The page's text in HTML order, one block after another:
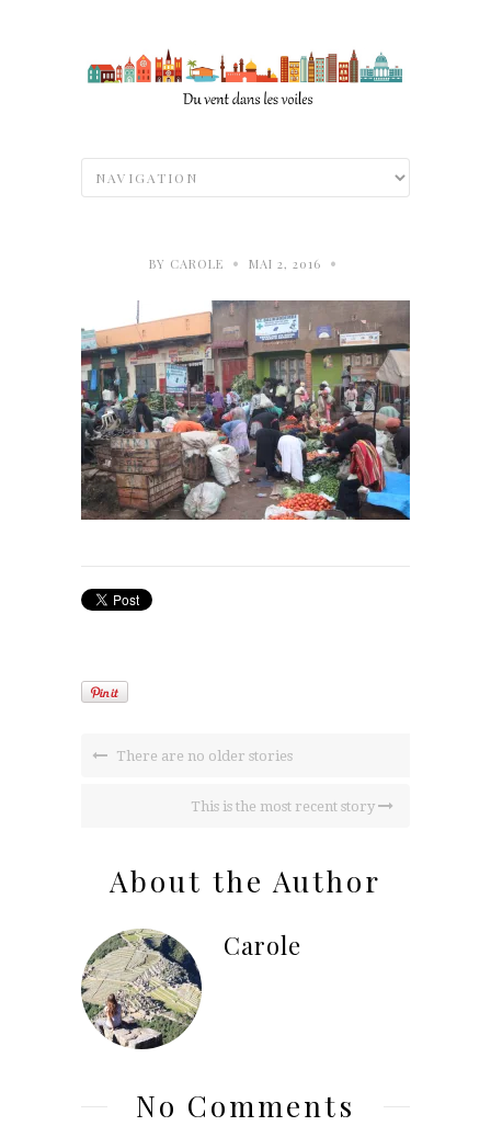
BY CAROLE • MAI 2, 2016 •
There are no older stories
This is the most recent story
About the Author
Carole
No Comments